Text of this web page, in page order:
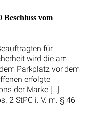
Beschluss vom
für
wird die am
Parkplatz vor dem
erfolgte
der Marke […]
2 StPO i. V. m. § 46